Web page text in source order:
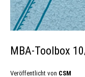
MBA-Toolbox
Veröffentlicht von CSM